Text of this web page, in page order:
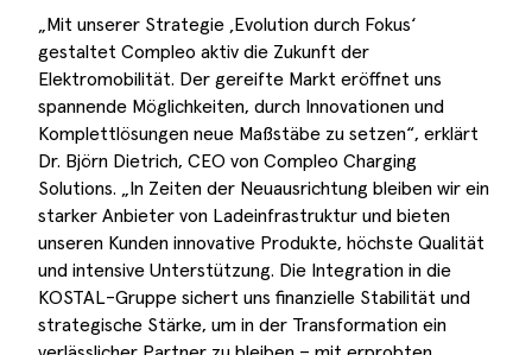
„Mit unserer Strategie ‚Evolution durch Fokus‘
gestaltet Compleo aktiv die Zukunft der
Elektromobilität. Der gereifte Markt eröffnet uns
spannende Möglichkeiten, durch Innovationen und
Komplettlösungen neue Maßstäbe zu setzen“, erklärt
Dr. Björn Dietrich, CEO von Compleo Charging
Solutions. „In Zeiten der Neuausrichtung bleiben wir ein
starker Anbieter von Ladeinfrastruktur und bieten
unseren Kunden innovative Produkte, höchste Qualität
und intensive Unterstützung. Die Integration in die
KOSTAL-Gruppe sichert uns finanzielle Stabilität und
strategische Stärke, um in der Transformation ein